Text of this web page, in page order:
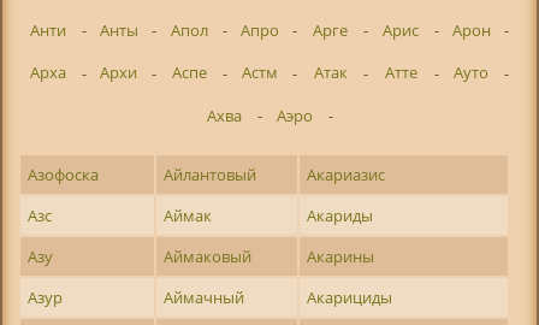
Анти
- Анты - Апол - Апро - Арге - Арис - Арон
-
Арха
- Архи - Аспе - Астм - Атак - Атте - Ауто
-
Ахва
- Аэро -
Азофоска Айлантовый
Акариазис
Азс
Аймак
Акариды
Азу
Аймаковый
Акарины
Азур
Аймачный
Акарициды